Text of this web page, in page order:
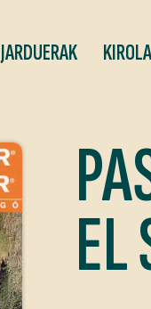
JARDUERAK